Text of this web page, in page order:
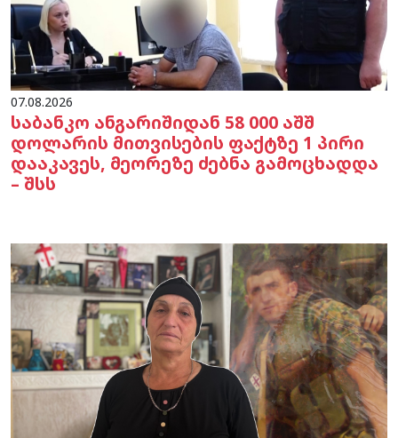
07.08.2026
საბანკო ანგარიშიდან 58 000 აშშ
დოლარის მითვისების ფაქტზე 1 პირი
დააკავეს, მეორეზე ძებნა გამოცხადდა
– შსს